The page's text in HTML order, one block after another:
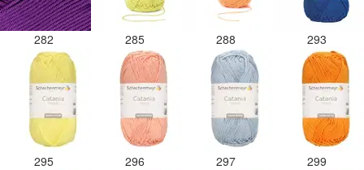
282 285 288 293
295 296 297 299